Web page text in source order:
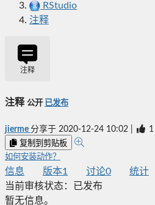
RStudio
注释
注释
注释 公开 已发布
jierme 分享于 2020-12-24 10:02 1
复制到剪贴板
如何安装动作？
信息 版本1 讨论0 统计
当前审核状态：
已发布
暂无信息。